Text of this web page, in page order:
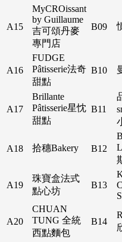
A15
MyCROissant
by Guillaume
吉可頌丹麥
專門店
B09
A16
FUDGE
Pâtisserie法奇
甜點
B10
A17
Brillante
Pâtisserie星忱
甜點
B11
A18 拾穗Bakery B12
A19
珠寶盒法式
點心坊
B13
A20
CHUAN
TUNG 全統
西點麵包
B14